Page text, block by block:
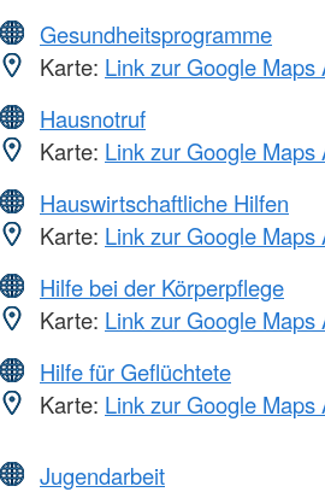
Gesundheitsprogramme
Karte: Link zur Google Maps
Hausnotruf
Karte: Link zur Google Maps
Hauswirtschaftliche Hilfen
Karte: Link zur Google Maps
Hilfe bei der Körperpflege
Karte: Link zur Google Maps
Hilfe für Geflüchtete
Karte: Link zur Google Maps
Jugendarbeit